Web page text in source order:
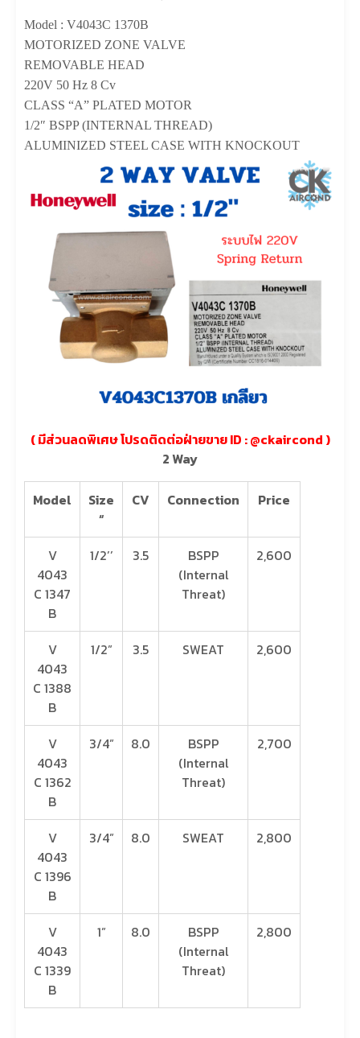
Model : V4043C 1370B
MOTORIZED ZONE VALVE
REMOVABLE HEAD
220V 50 Hz 8 Cv
CLASS “A” PLATED MOTOR
1/2″ BSPP (INTERNAL THREAD)
ALUMINIZED STEEL CASE WITH KNOCKOUT
( มีส่วนลดพิเศษ โปรดติดต่อฝ่ายขาย ID : @ckaircond )
2 Way
Model
Size
“
CV Connection Price
V
4043
C 1347
B
1/2’’ 3.5
BSPP
(Internal
Threat)
2,600
V
4043
C 1388
B
1/2” 3.5 SWEAT 2,600
V
4043
C 1362
B
3/4” 8.0
BSPP
(Internal
Threat)
2,700
V
4043
C 1396
B
3/4” 8.0 SWEAT 2,800
V
4043
C 1339
B
1” 8.0
BSPP
(Internal
Threat)
2,800